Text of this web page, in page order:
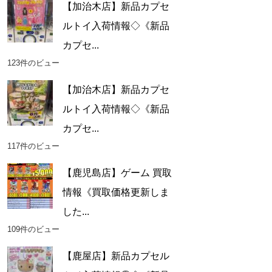
【加治木店】新品カプセ
ルトイ入荷情報◇《新品
カプセ...
123件のビュー
【加治木店】新品カプセ
ルトイ入荷情報◇《新品
カプセ...
117件のビュー
【鹿児島店】ゲーム 買取
情報《買取価格更新しま
した...
109件のビュー
【鹿屋店】新品カプセル